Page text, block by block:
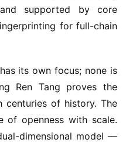
supported by core
for full-chain
its own focus; none is
Ren Tang proves the
of history. The
of openness with scale.
dimensional model —